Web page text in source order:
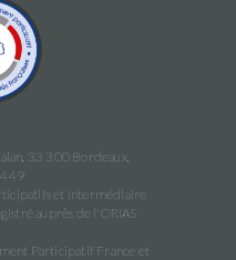
33 300 Bordeaux,
449
et Intermédiaire
auprès de l'ORIAS
Participatif France et